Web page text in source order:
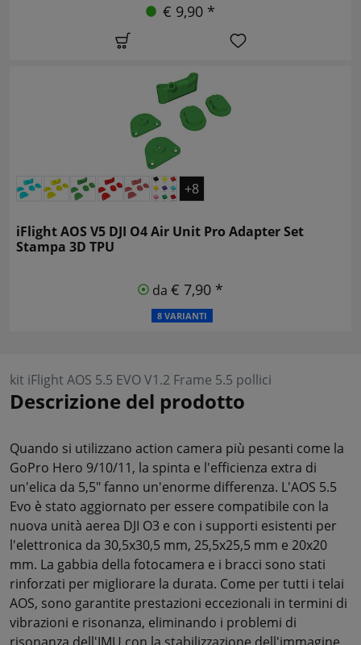
€ 9,90 *
+8
iFlight AOS V5 DJI O4 Air Unit Pro Adapter Set
Stampa 3D TPU
da € 7,90 *
8 VARIANTI
kit iFlight AOS 5.5 EVO V1.2 Frame 5.5 pollici
Descrizione del prodotto
Quando si utilizzano action camera più pesanti come la
GoPro Hero 9/10/11, la spinta e l'efficienza extra di
un'elica da 5,5" fanno un'enorme differenza. L'AOS 5.5
Evo è stato aggiornato per essere compatibile con la
nuova unità aerea DJI O3 e con i supporti esistenti per
l'elettronica da 30,5x30,5 mm, 25,5x25,5 mm e 20x20
mm. La gabbia della fotocamera e i bracci sono stati
rinforzati per migliorare la durata. Come per tutti i telai
AOS, sono garantite prestazioni eccezionali in termini di
vibrazioni e risonanza, eliminando i problemi di